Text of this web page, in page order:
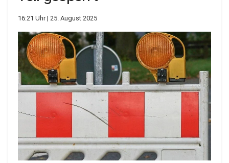
16:21 Uhr | 25. August 2025